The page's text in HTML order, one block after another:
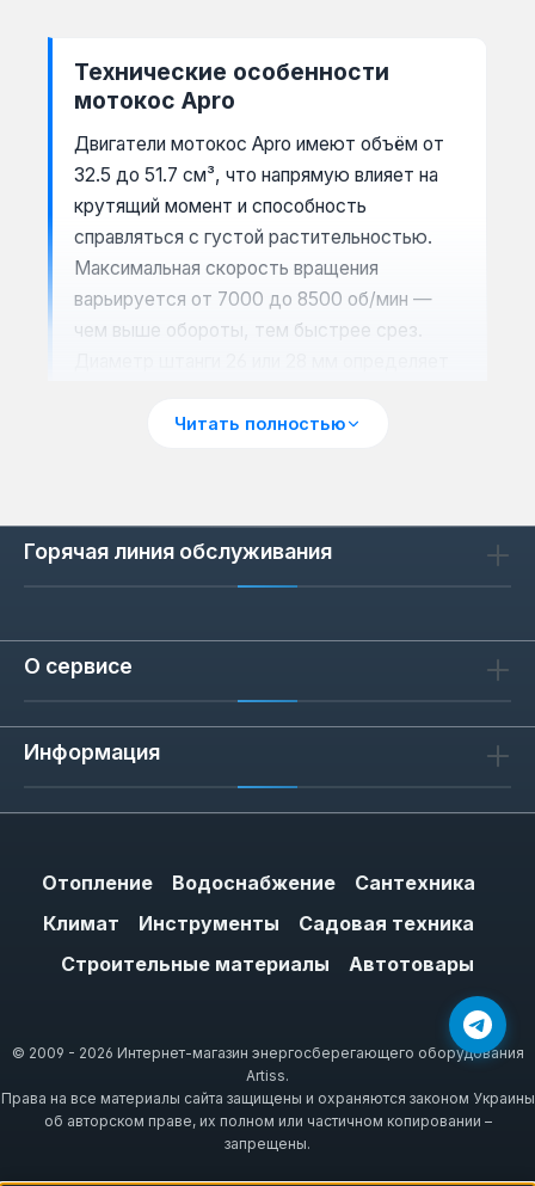
Технические особенности
мотокос Apro
Двигатели мотокос Apro имеют объём от
32.5 до 51.7 см³, что напрямую влияет на
крутящий момент и способность
справляться с густой растительностью.
Максимальная скорость вращения
варьируется от 7000 до 8500 об/мин —
чем выше обороты, тем быстрее срез.
предпочтительнее для работы с ножом на
Объём топливного бака 1 или 1.2 л
обеспечивает до 40–50 минут
непрерывной работы без дозаправки.
Сценарии применения: газон,
Для регулярного покоса газона с мягкой
травой достаточно модели с объёмом
двигателя 32.5 см³ и леской 42 см. Если на
объёмом 42.7–49.3 см³ и ножом в
комплекте. Для расчистки заросших
территорий с толстостебельной
растительностью (борщевик, ежевика)
Читать полностью
Горячая линия обслуживания
О сервисе
Информация
Отопление Водоснабжение
Сантехника
Климат
Инструменты
Садовая техника
Строительные материалы
Автотовары
© 2009 - 2026 Интернет-магазин энергосберегающего оборудования
Artiss.
Права на все материалы сайта защищены и охраняются законом Украины
об авторском праве, их полном или частичном копировании –
запрещены.